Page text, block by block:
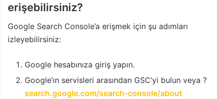
erişebilirsiniz?
Google Search Console’a erişmek için şu adımları
izleyebilirsiniz:
Google hesabınıza giriş yapın.
Google’ın servisleri arasından GSC’yi bulun veya ?
search.google.com/search-console/about